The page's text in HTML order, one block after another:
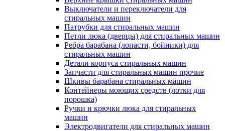
Выключатели и переключатели для
стиральных машин
Патрубки для стиральных машин
Петли люка (дверцы) для стиральных машин
Ребра барабана (лопасти, бойники) для
стиральных машин
Детали корпуса стиральных машин
Запчасти для стиральных машин прочие
Шкивы барабана стиральных машин
Контейнеры моющих средств (лотки для
порошка)
Ручки и крючки люка для стиральных
машин
Электродвигатели для стиральных машин